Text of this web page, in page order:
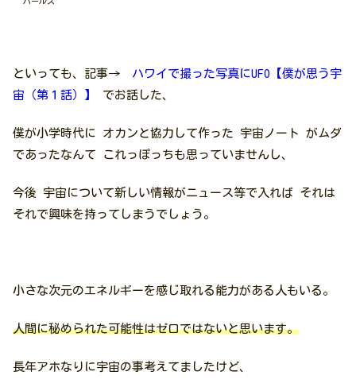
といっても、記事→ ハワイで撮った写真にUFO【僕が思う宇
宙（第１話）】
でお話した、
僕が小学時代に オカンと協力して作った 宇宙ノート がムダ
であったなんて これっぽっちも思っていませんし、
今後 宇宙について新しい情報がニュース等で入れば それは
それで興味を持ってしまうでしょう。
小さな次元のエネルギーを感じ取れる能力がある人もいる。
人間に秘められた可能性はゼロではないと思います。
長年アホなりに宇宙の事考えてましたけど、